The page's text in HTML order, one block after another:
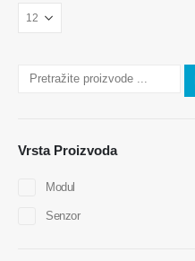
Vrsta Proizvoda
Modul
Senzor
Kontaktirajte nas